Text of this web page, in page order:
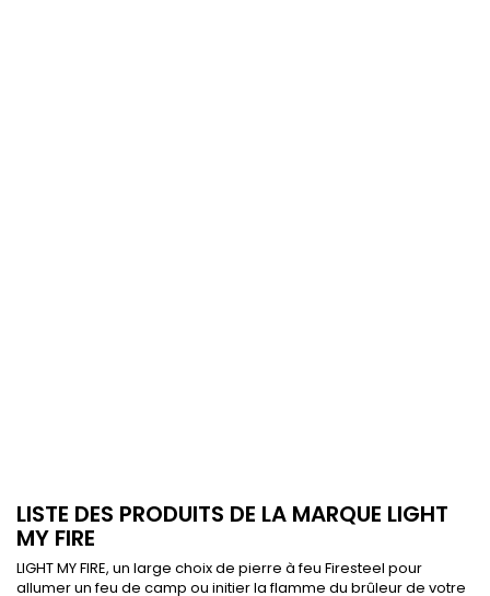
LISTE DES PRODUITS DE LA MARQUE LIGHT
MY FIRE
LIGHT MY FIRE, un large choix de pierre à feu Firesteel pour
allumer un feu de camp ou initier la flamme du brûleur de votre